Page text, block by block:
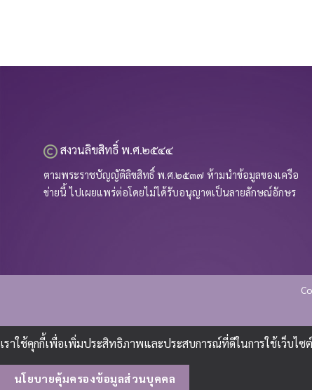
สงวนลิขสิทธิ์ พ.ศ.๒๕๔๔
ตามพระราชบัญญัติลิขสิทธิ์ พ.ศ.๒๕๓๗ ห้ามนำข้อมูลของเครือ
ข่ายนี้ ไปเผยแพร่ต่อโดยไม่ได้รับอนุญาตเป็นลายลักษณ์อักษร
เราใช้คุกกี้เพื่อเพิ่มประสิทธิภาพและประสบการณ์ที่ดีในการใช้เว็บไ
นโยบายคุ้มครองข้อมูลส่วนบุคคล